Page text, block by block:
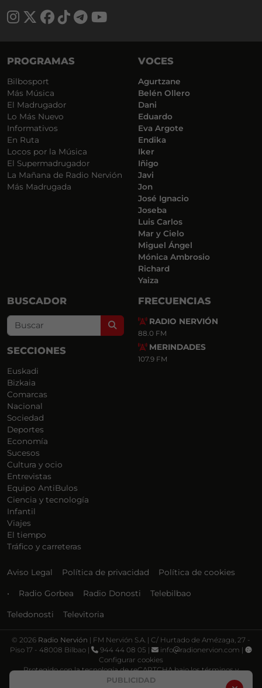
PUBLICIDAD
PROGRAMAS
Bilbosport
Más Música
El Madrugador
Lo Más Nuevo
Informativos
En Ruta
Locos por la Música
El Supermadrugador
La Mañana de Radio Nervión
Más Madrugada
VOCES
Agurtzane
Belén Ollero
Dani
Eduardo
Eva Argote
Endika
Iker
Iñigo
Javi
Jon
José Ignacio
Joseba
Luis Carlos
Mar y Cielo
Miguel Ángel
Mónica Ambrosio
Richard
Yaiza
BUSCADOR
Search
SECCIONES
Euskadi
Bizkaia
Comarcas
Nacional
Sociedad
Deportes
Economía
Sucesos
Cultura y ocio
Entrevistas
Equipo AntiBulos
Ciencia y tecnología
Infantil
Viajes
El tiempo
Tráfico y carreteras
FRECUENCIAS
RADIO NERVIÓN
88.0 FM
MERINDADES
107.9 FM
Aviso Legal Política de privacidad Política de cookies
• Radio Gorbea Radio Donosti Telebilbao
Teledonosti Televitoria
© 2026 Radio Nervión | FM Nervión S.A. | C/ Hurtado de Amézaga, 27 -
Piso 17 - 48008 Bilbao |
944 44 08 05 | info
radionervion.com |
Configurar cookies
Protegido con la tecnología de reCAPTCHA bajo los términos y
Política de privacidad Términos de servicio